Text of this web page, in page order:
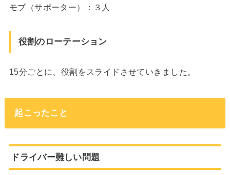
モブ（サポーター）：３人
役割のローテーション
15分ごとに、役割をスライドさせていきました。
起こったこと
ドライバー難しい問題